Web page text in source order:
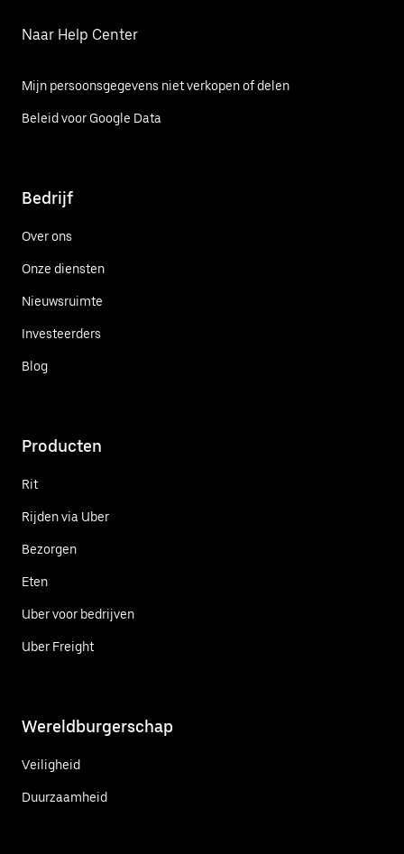
Naar Help Center
Mijn persoonsgegevens niet verkopen of delen
Beleid voor Google Data
Bedrijf
Over ons
Onze diensten
Nieuwsruimte
Investeerders
Blog
Producten
Rit
Rijden via Uber
Bezorgen
Eten
Uber voor bedrijven
Uber Freight
Wereldburgerschap
Veiligheid
Duurzaamheid